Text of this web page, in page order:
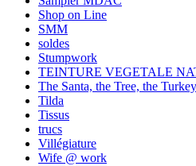
Shop on Line
SMM
soldes
Stumpwork
TEINTURE VEGETALE
The Santa, the Tree, the
Tilda
Tissus
trucs
Villégiature
Wife @ work